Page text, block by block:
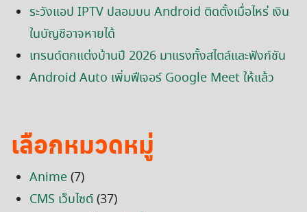
ระวังแอป IPTV ปลอมบน Android ติดตั้งเมื่อไหร่ เงิน
ในบัญชีอาจหายได้
เทรนด์ตกแต่งบ้านปี 2026 มาแรงทั้งสไตล์และฟังก์ชัน
Android Auto เพิ่มฟีเจอร์ Google Meet ให้แล้ว
เลือกหมวดหมู่
Anime(7)
CMS เว็บไซต์(37)